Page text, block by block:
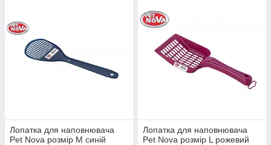
Лопатка для наповнювача
Pet Nova розмір М синій
Лопатка для наповнювача
Pet Nova розмір L рожевий